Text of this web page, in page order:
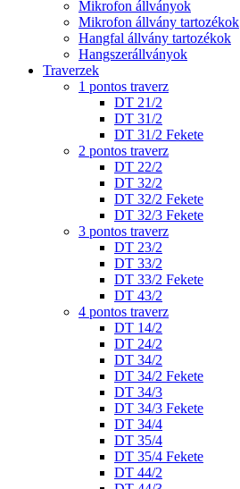
Mikrofon állványok
Mikrofon állvány tartozékok
Hangfal állvány tartozékok
Hangszerállványok
Traverzek
1 pontos traverz
DT 21/2
DT 31/2
DT 31/2 Fekete
2 pontos traverz
DT 22/2
DT 32/2
DT 32/2 Fekete
DT 32/3 Fekete
3 pontos traverz
DT 23/2
DT 33/2
DT 33/2 Fekete
DT 43/2
4 pontos traverz
DT 14/2
DT 24/2
DT 34/2
DT 34/2 Fekete
DT 34/3
DT 34/3 Fekete
DT 34/4
DT 35/4
DT 35/4 Fekete
DT 44/2